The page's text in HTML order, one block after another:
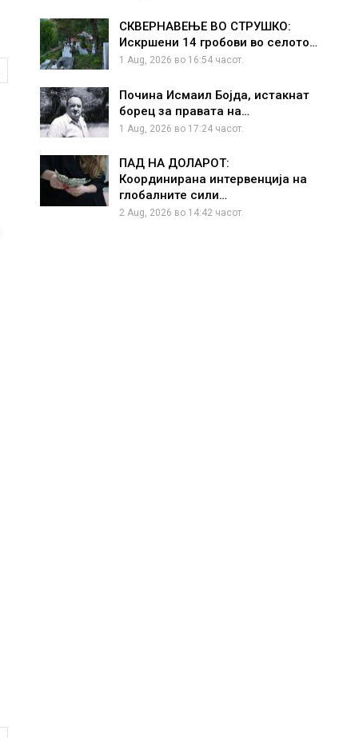
СКВЕРНАВЕЊЕ ВО СТРУШКО:
Искршени 14 гробови во селото…
1 Aug, 2026 во 16:54 часот.
Почина Исмаил Бојда, истакнат
борец за правата на…
1 Aug, 2026 во 17:24 часот.
ПАД НА ДОЛАРОТ:
Координирана интервенција на
глобалните сили…
2 Aug, 2026 во 14:42 часот.